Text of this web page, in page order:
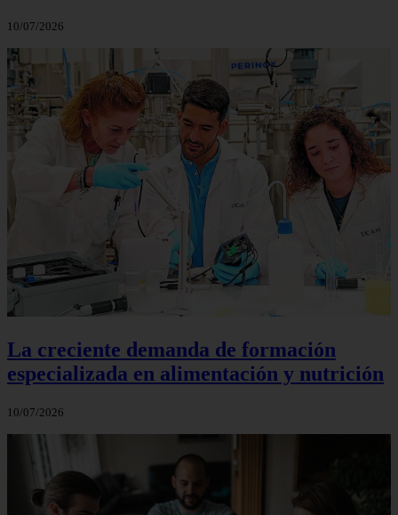
10/07/2026
La creciente demanda de formación
especializada en alimentación y nutrición
10/07/2026